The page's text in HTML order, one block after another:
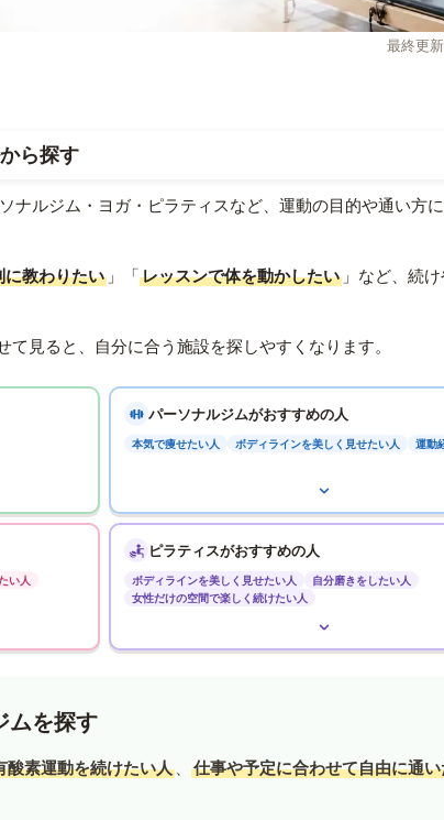
最終更
ら探す
ナルジム・ヨガ・ピラティスなど、運動の目的や通い方
に教わりたい 」「レッスンで体を動かしたい 」など、続
て見ると、自分に合う施設を探しやすくなります。
パーソナルジムがおすすめの人
本気で痩せたい人 ボディラインを美しく見せたい人 運動
い人
ピラティスがおすすめの人
ボディラインを美しく見せたい人
自分磨きをしたい人
女性だけの空間で楽しく続けたい人
ムを探す
酸素運動を続けたい人 、 仕事や予定に合わせて自由に通